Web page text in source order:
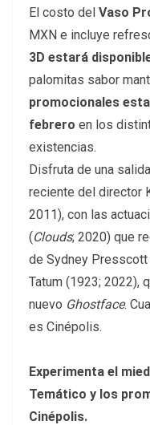
El costo del Vaso
MXN e incluye
3D estará
palomitas sabor
promocionales
febrero en los
existencias.
Disfruta de una
reciente del director
2011), con las
(Clouds; 2020) que
de Sydney
Tatum (1923; 2022),
nuevo Ghostface.
es Cinépolis.
Experimenta el
Temático y los
Cinépolis.